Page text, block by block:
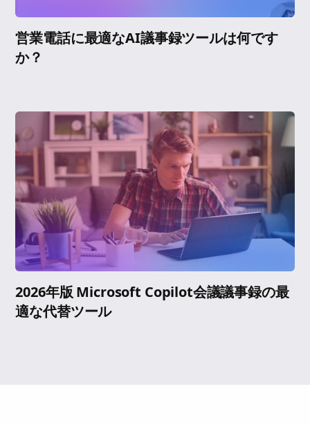
営業電話に最適なAI議事録ツールは何です
か？
2026年版 Microsoft Copilot会議議事録の最
適な代替ツール